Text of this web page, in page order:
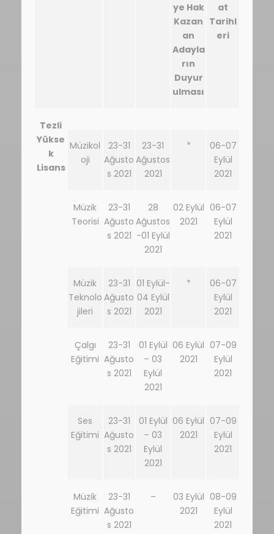
ye Hak
Kazan
an
Adayla
rın
Duyur
ulması
at
Tarihl
eri
Tezli
Yükse
k
Lisans
Müzikol
oji
23-31
Ağusto
s 2021
23-31
Ağustos
2021
*
06-07
Eylül
2021
Müzik
Teorisi
23-31
Ağusto
s 2021
28
Ağustos
-01 Eylül
2021
02 Eylül
2021
06-07
Eylül
2021
Müzik
Teknolo
jileri
23-31
Ağusto
s 2021
01 Eylül-
04 Eylül
2021
*
06-07
Eylül
2021
Çalgı
Eğitimi
23-31
Ağusto
s 2021
01 Eylül
– 03
Eylül
2021
06 Eylül
2021
07-09
Eylül
2021
Ses
Eğitimi
23-31
Ağusto
s 2021
01 Eylül
– 03
Eylül
2021
06 Eylül
2021
07-09
Eylül
2021
Müzik
Eğitimi
23-31
Ağusto
s 2021
–
03 Eylül
2021
08-09
Eylül
2021